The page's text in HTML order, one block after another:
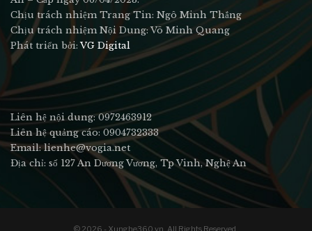
Chịu trách nhiệm Trang Tin: Ngô Minh Thắng
Chịu trách nhiệm Nội Dung: Võ Minh Quang
Phát triển bởi:VG Digital
Liên hệ nội dung: 0972463912
Liên hệ quảng cáo: 0904732333
Email: lienhe@vogia.net
Địa chỉ: số 127 An Dương Vương, Tp Vinh, Nghệ An
© 2026 - Xunghe360.vn. All Rights Reserved.